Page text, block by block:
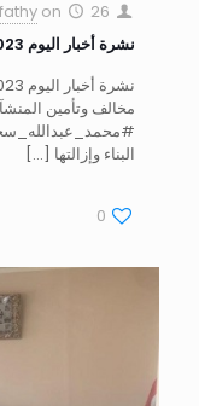
on
26 يناير، 2023
نشرة أخبار اليوم 26/1/2023
مخالف وتأمين
البناء وإزالتها […]
0